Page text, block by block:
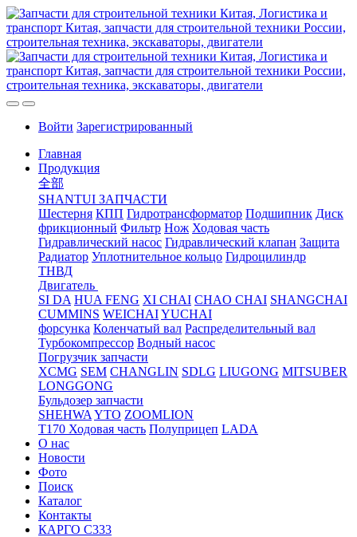
Войти Зарегистрированный
Главная
Продукция
全部
SHANTUI ЗАПЧАСТИ
Шестерня КПП Гидротрансформатор Подшипник Диск
фрикционный Фильтр Нож Ходовая часть
Гидравлический насос Гидравлический клапан Защита
Радиатор Уплотнительное кольцо Гидроцилиндр
ТНВД
Двигатель
SI DA HUA FENG XI CHAI CHAO CHAI SHANGCHAI
CUMMINS WEICHAIYUCHAI
форсунка Коленчатый вал Распределительный вал
Турбокомпрессор Водный насос
Погрузчик запчасти
XCMG SEM CHANGLIN SDLG LIUGONG MITSUBER
LONGGONG
Бульдозер запчасти
SHEHWA YTO ZOOMLION
T170 Ходовая часть Полуприцеп LADA
О нас
Новости
Фото
Поиск
Каталог
Контакты
КАРГО С333